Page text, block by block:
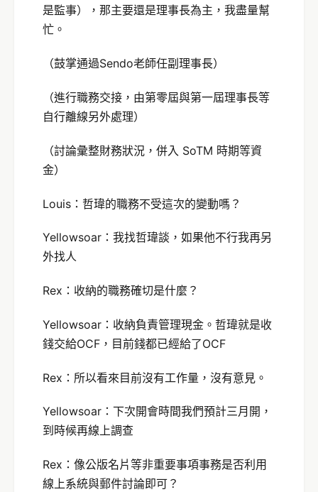
是監事），那主要還是理事長為主，我盡量幫
忙。
（鼓掌通過Sendo老師任副理事長）
（進行職務交接，由第零屆與第一屆理事長等
自行離線另外處理）
（討論彙整財務狀況，併入 SoTM 時期等資
金）
Louis：哲瑋的職務不受這次的變動嗎？
Yellowsoar：我找哲瑋談，如果他不行我再另
外找人
Rex：收納的職務確切是什麼？
Yellowsoar：收納負責管理現金。哲瑋就是收
錢交給OCF，目前錢都已經給了OCF
Rex：所以看來目前沒有工作量，沒有意見。
Yellowsoar：下次開會時間我們預計三月開，
到時候再線上調查
Rex：像公版名片等非重要事項事務是否利用
線上系統與郵件討論即可？